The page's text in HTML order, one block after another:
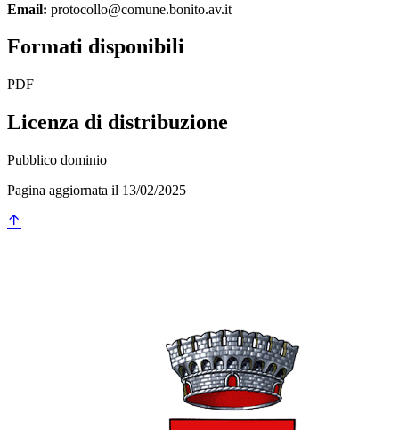
Email: protocollo@comune.bonito.av.it
Formati disponibili
PDF
Licenza di distribuzione
Pubblico dominio
Pagina aggiornata il 13/02/2025